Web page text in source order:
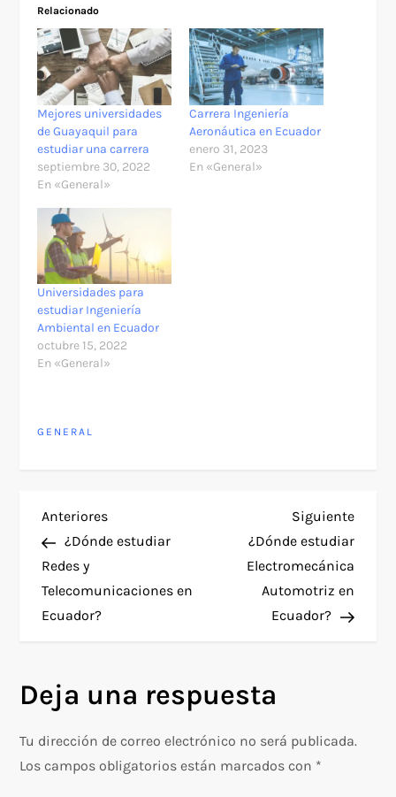
Relacionado
Mejores universidades
de Guayaquil para
estudiar una carrera
septiembre 30, 2022
En «General»
Carrera Ingeniería
Aeronáutica en Ecuador
enero 31, 2023
En «General»
Universidades para
estudiar Ingeniería
Ambiental en Ecuador
octubre 15, 2022
En «General»
GENERAL
N
a
v
g
a
c
Entrada
anterior
Anteriores
¿Dónde estudiar
Redes y
Telecomunicaciones en
Ecuador?
Siguiente
¿Dónde estudiar
Electromecánica
Automotriz en
Ecuador?
Deja una respuesta
Tu dirección de correo electrónico no será publicada.
Los campos obligatorios están marcados con *